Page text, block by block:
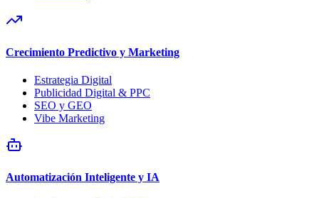
Crecimiento Predictivo y Marketing
Estrategia Digital
Publicidad Digital & PPC
SEO y GEO
Vibe Marketing
Automatización Inteligente y IA